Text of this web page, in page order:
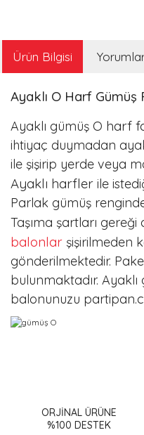
Ürün Bilgisi
Ayaklı O Harf Gümüş
Ayaklı gümüş O harf
ihtiyaç duymadan
ile şişirip yerde veya
Ayaklı harfler ile
Parlak gümüş
Taşıma şartları gereği
balonlar şişirilmeden
gönderilmektedir.
bulunmaktadır.
balonunuzu
Görüş ve önerileriniz için
ORJİNAL ÜRÜNE
%100 DESTEK